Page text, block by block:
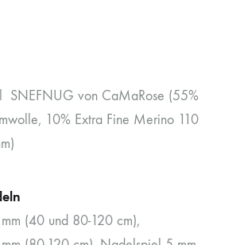
SNEFNUG von CaMaRose (55%
10% Extra Fine Merino 110
(40 und 80-120 cm),